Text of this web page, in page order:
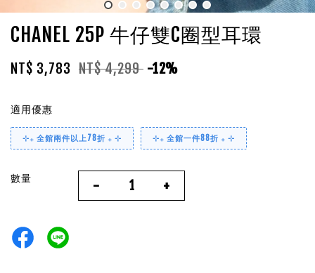
CHANEL 25P 牛仔雙C圈型耳環
NT$ 3,783 NT$ 4,299 -12%
適用優惠
⊹₊ 全館兩件以上78折 ₊ ⊹ ⊹₊ 全館一件88折 ₊ ⊹
數量 - +